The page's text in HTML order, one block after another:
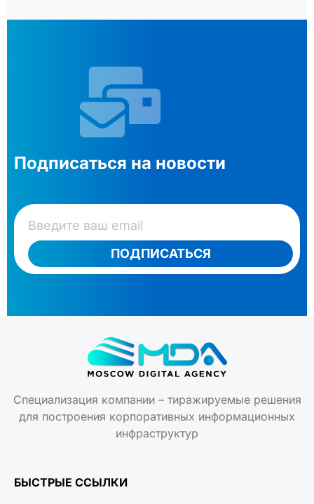
Подписаться на новости
ПОДПИСАТЬСЯ
Специализация компании – тиражируемые решения
для построения корпоративных информационных
инфраструктур
БЫСТРЫЕ ССЫЛКИ